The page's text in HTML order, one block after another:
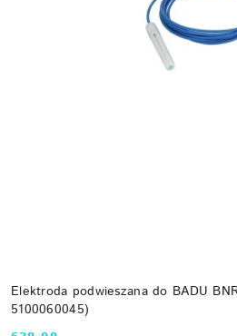
Elektroda podwieszana do BADU
5100060045)